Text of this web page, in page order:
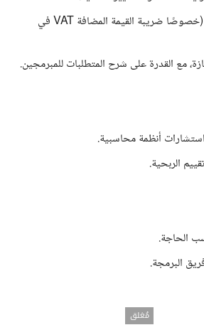
خبرة في الضرائب والزكاة (خصوصًا ضريبة القيمة المضافة VAT في
مع القدرة على شرح المتطلبات للمبرمجين.
أنظمة محاسبية.
الربحية.
الحاجة.
البرمجة.
مُغلق